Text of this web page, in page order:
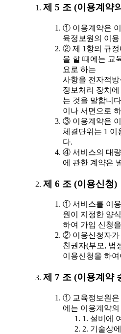
제 5 조 (이용계약
① 이용계약은
육정보원의 이
② 제 1항의 규정
을 할 때에는 교
요로 하는
사항을 전자적
정보처리 장치
는 것을 말합니
이나 서면으로
③ 이용계약은
체결단위는 1 이
다.
④ 서비스의 대
에 관한 계약은
제 6 조 (이용신청)
① 서비스를 이
원이 지정한 양
하여 가입 신청
② 이용신청자가
친권자(부모, 법
이용신청을 하
제 7 조 (이용계약
① 교육정보원은
에는 이용계약
1. 설비에
2. 기술상